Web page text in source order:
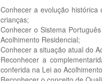
Conhecer a evolução
crianças;
Conhecer o Sistema
Acolhimento Residencial;
Conhecer a situação atual do
Reconhecer a
conferida na Lei ao